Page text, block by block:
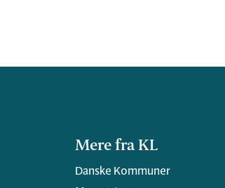
Mere fra KL
Danske Kommuner